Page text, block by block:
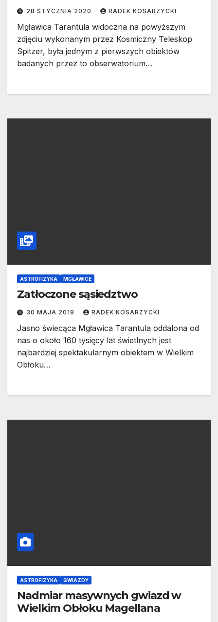
28 STYCZNIA 2020 RADEK KOSARZYCKI
Mgławica Tarantula widoczna na powyższym
zdjęciu wykonanym przez Kosmiczny Teleskop
Spitzer, była jednym z pierwszych obiektów
badanych przez to obserwatorium…
ASTROFIZYKA MGŁAWICE
Zatłoczone sąsiedztwo
30 MAJA 2018 RADEK KOSARZYCKI
Jasno świecąca Mgławica Tarantula oddalona od
nas o około 160 tysięcy lat świetlnych jest
najbardziej spektakularnym obiektem w Wielkim
Obłoku…
ASTROFIZYKA GWIAZDY
Nadmiar masywnych gwiazd w
Wielkim Obłoku Magellana